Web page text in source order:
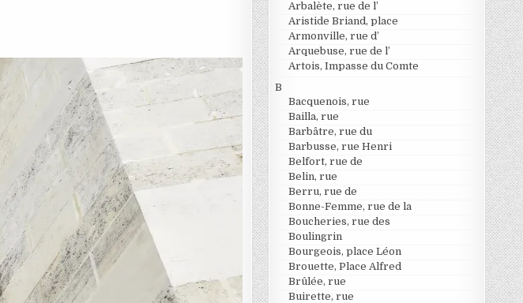
Arbalète, rue de l’
Aristide Briand, place
Armonville, rue d’
Arquebuse, rue de l’
Artois, Impasse du Comte
B
Bacquenois, rue
Bailla, rue
Barbâtre, rue du
Barbusse, rue Henri
Belfort, rue de
Belin, rue
Berru, rue de
Bonne-Femme, rue de la
Boucheries, rue des
Boulingrin
Bourgeois, place Léon
Brouette, Place Alfred
Brûlée, rue
Buirette, rue